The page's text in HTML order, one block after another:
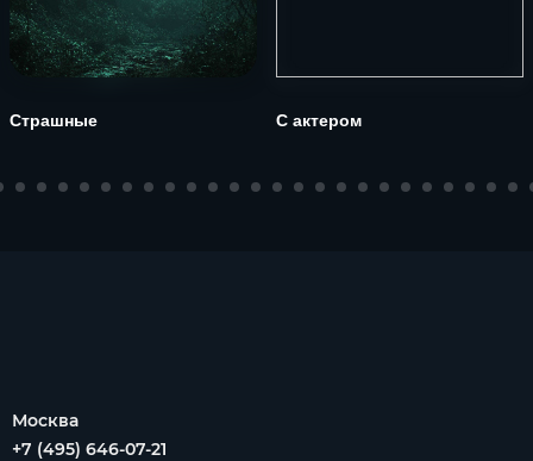
Страшные С актером
Москва
+7 (495) 646-07-21